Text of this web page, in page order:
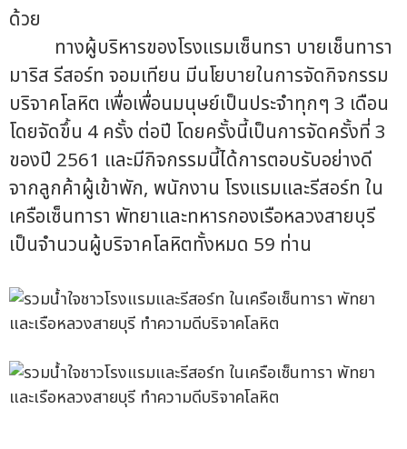
ด้วย
ทางผู้บริหารของโรงแรมเซ็นทรา บายเช็นทารา
มาริส รีสอร์ท จอมเทียน มีนโยบายในการจัดกิจกรรม
บริจาคโลหิต เพื่อเพื่อนมนุษย์เป็นประจำทุกๆ 3 เดือน
โดยจัดขึ้น 4 ครั้ง ต่อปี โดยครั้งนี้เป็นการจัดครั้งที่ 3
ของปี 2561 และมีกิจกรรมนี้ได้การตอบรับอย่างดี
จากลูกค้าผู้เข้าพัก, พนักงาน โรงแรมและรีสอร์ท ใน
เครือเซ็นทารา พัทยาและทหารกองเรือหลวงสายบุรี
เป็นจำนวนผู้บริจาคโลหิตทั้งหมด 59 ท่าน